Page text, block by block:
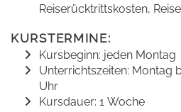
Reiserücktrittskosten,
KURSTERMINE:
Kursbeginn: jeden Montag
Unterrichtszeiten: Montag
Uhr
Kursdauer: 1 Woche